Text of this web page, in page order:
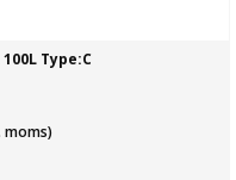
Type:C
moms)